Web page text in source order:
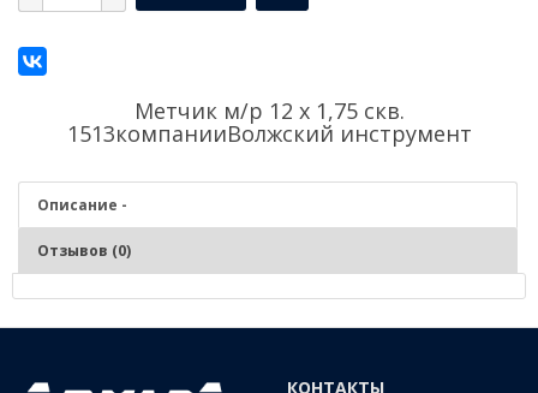
Метчик м/р 12 х 1,75 скв.
1513компанииВолжский инструмент
Описание -
Отзывов (0)
Нарезание и калибрование метрической внутренней резьбы в
КОНТАКТЫ